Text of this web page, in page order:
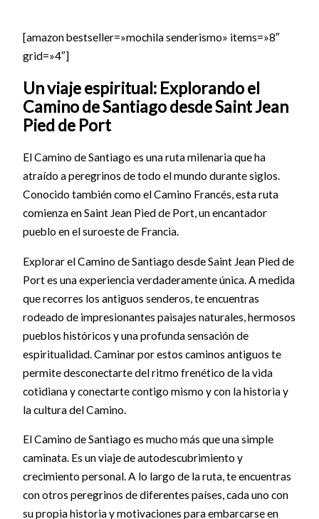
[amazon bestseller=»mochila senderismo» items=»8″
grid=»4″]
Un viaje espiritual: Explorando el
Camino de Santiago desde Saint Jean
Pied de Port
El Camino de Santiago es una ruta milenaria que ha
atraído a peregrinos de todo el mundo durante siglos.
Conocido también como el Camino Francés, esta ruta
comienza en Saint Jean Pied de Port, un encantador
pueblo en el suroeste de Francia.
Explorar el Camino de Santiago desde Saint Jean Pied de
Port es una experiencia verdaderamente única. A medida
que recorres los antiguos senderos, te encuentras
rodeado de impresionantes paisajes naturales, hermosos
pueblos históricos y una profunda sensación de
espiritualidad. Caminar por estos caminos antiguos te
permite desconectarte del ritmo frenético de la vida
cotidiana y conectarte contigo mismo y con la historia y
la cultura del Camino.
El Camino de Santiago es mucho más que una simple
caminata. Es un viaje de autodescubrimiento y
crecimiento personal. A lo largo de la ruta, te encuentras
con otros peregrinos de diferentes países, cada uno con
su propia historia y motivaciones para embarcarse en